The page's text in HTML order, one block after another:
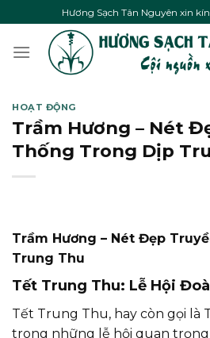
to
content
Hương Sạch Tân Nguyên xin
HOẠT ĐỘNG
Trầm Hương – Nét
Thống Trong Dịp
Trầm Hương – Nét Đẹp
Trung Thu
Tết Trung Thu: Lễ Hội
Tết Trung Thu, hay còn gọi là
trong những lễ hội quan trọng